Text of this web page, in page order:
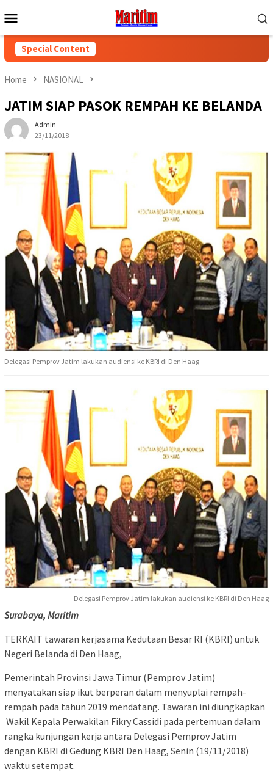
to
Menu
Special Content
Home NASIONAL
JATIM SIAP PASOK REMPAH KE BELANDA
Admin
23/11/2018
Delegasi Pemprov Jatim lakukan audiensi ke KBRI di Den Haag
Delegasi Pemprov Jatim lakukan audiensi ke KBRI di Den Haag
Surabaya, Maritim
TERKAIT tawaran kerjasama Kedutaan Besar RI (KBRI) untuk
Negeri Belanda di Den Haag,
Pemerintah Provinsi Jawa Timur (Pemprov Jatim)
menyatakan siap ikut berperan dalam menyuplai rempah-
rempah pada tahun 2019 mendatang. Tawaran ini diungkapkan
Wakil Kepala Perwakilan Fikry Cassidi pada pertemuan dalam
rangka kunjungan kerja antara Delegasi Pemprov Jatim
dengan KBRI di Gedung KBRI Den Haag, Senin (19/11/2018)
waktu setempat.